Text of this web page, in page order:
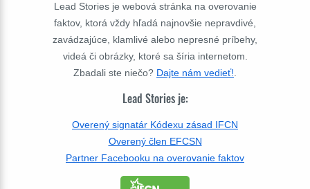
Lead Stories je webová stránka na overovanie
faktov, ktorá vždy hľadá najnovšie nepravdivé,
zavádzajúce, klamlivé alebo nepresné príbehy,
videá či obrázky, ktoré sa šíria internetom.
Zbadali ste niečo? Dajte nám vedieť!
Lead Stories je:
Overený signatár Kódexu zásad IFCN
Overený člen EFCSN
Partner Facebooku na overovanie faktov